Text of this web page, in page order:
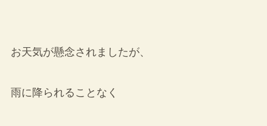
お天気が懸念されましたが、
雨に降られることなく